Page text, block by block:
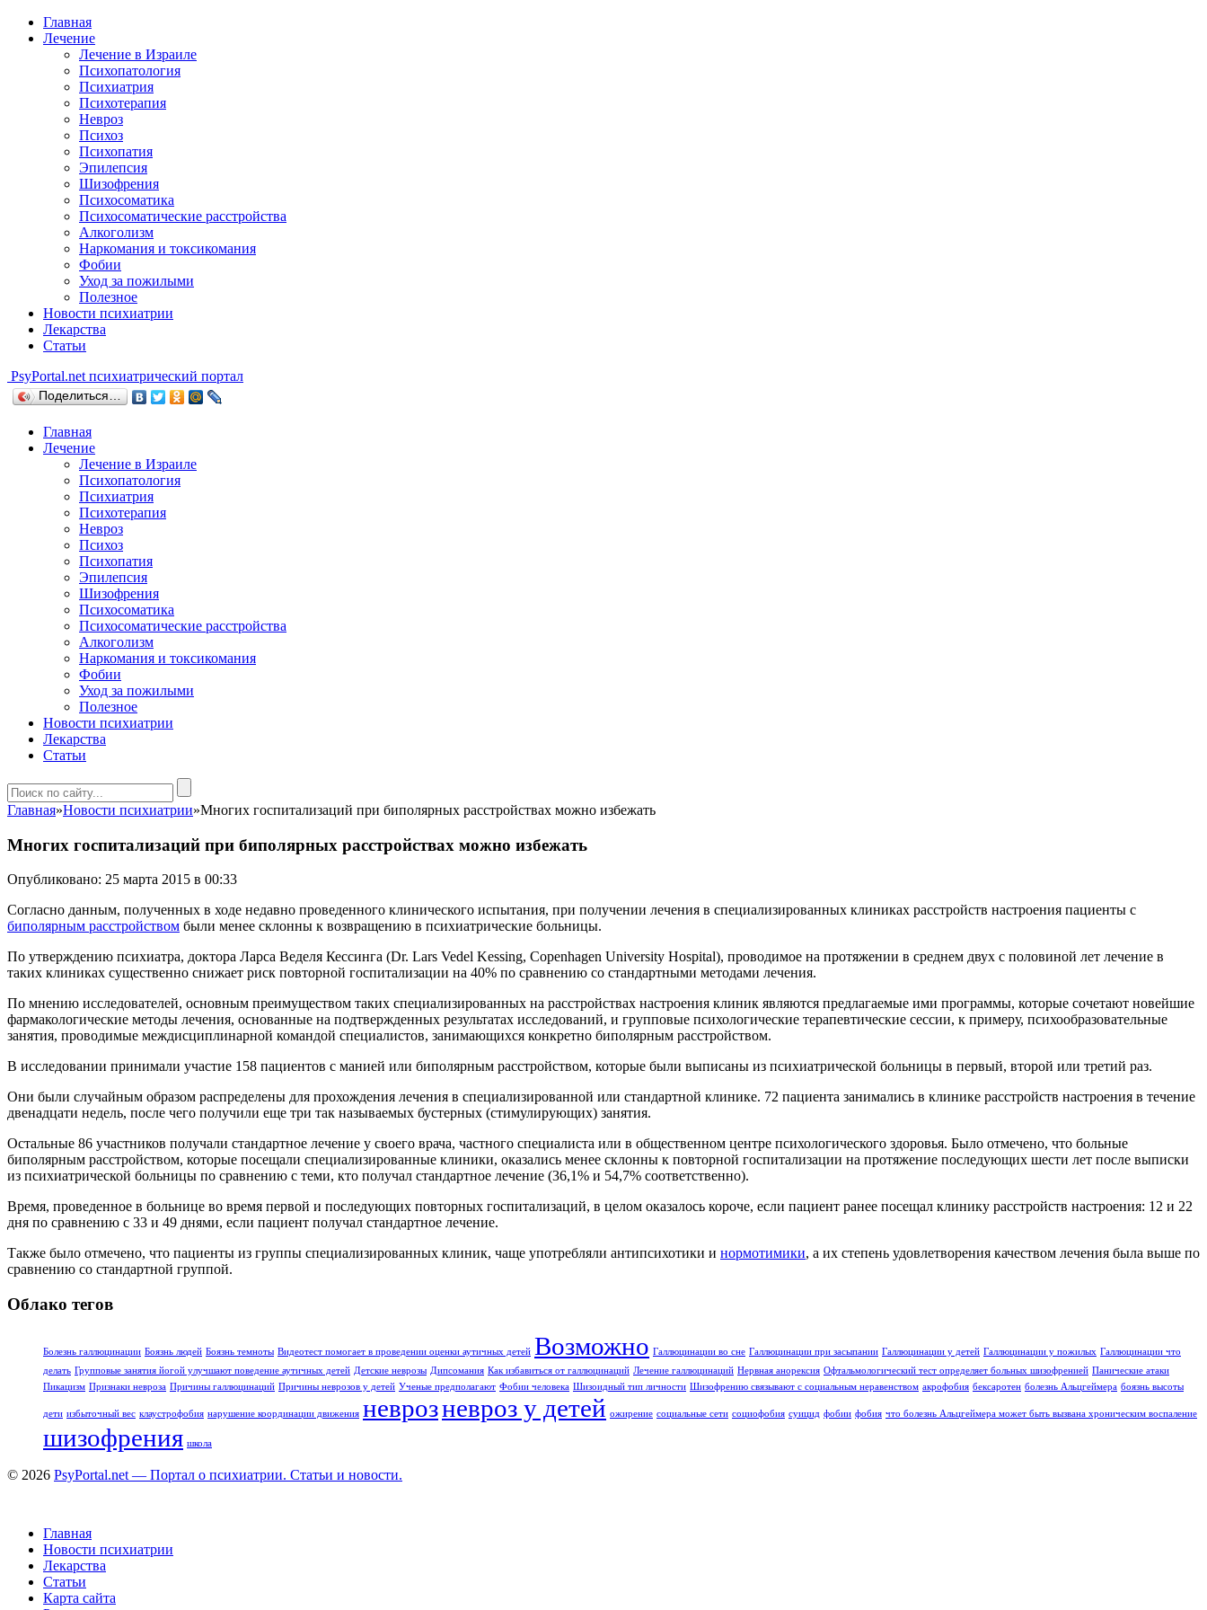
Главная
Лечение
Лечение в Израиле
Психопатология
Психиатрия
Психотерапия
Невроз
Психоз
Психопатия
Эпилепсия
Шизофрения
Психосоматика
Психосоматические расстройства
Алкоголизм
Наркомания и токсикомания
Фобии
Уход за пожилыми
Полезное
Новости психиатрии
Лекарства
Статьи
PsyPortal.net психиатрический портал
Поделиться…
Главная
Лечение
Лечение в Израиле
Психопатология
Психиатрия
Психотерапия
Невроз
Психоз
Психопатия
Эпилепсия
Шизофрения
Психосоматика
Психосоматические расстройства
Алкоголизм
Наркомания и токсикомания
Фобии
Уход за пожилыми
Полезное
Новости психиатрии
Лекарства
Статьи
Главная»Новости психиатрии»Многих госпитализаций при биполярных расстройствах можно избежать
Многих госпитализаций при биполярных расстройствах можно избежать
Опубликовано: 25 марта 2015 в 00:33
Согласно данным, полученных в ходе недавно проведенного клинического испытания, при получении лечения в специализированных клиниках расстройств настроения пациенты с
биполярным расстройством были менее склонны к возвращению в психиатрические больницы.
По утверждению психиатра, доктора Ларса Веделя Кессинга (Dr. Lars Vedel Kessing, Copenhagen University Hospital), проводимое на протяжении в среднем двух с половиной лет лечение в
таких клиниках существенно снижает риск повторной госпитализации на 40% по сравнению со стандартными методами лечения.
По мнению исследователей, основным преимуществом таких специализированных на расстройствах настроения клиник являются предлагаемые ими программы, которые сочетают новейшие
фармакологические методы лечения, основанные на подтвержденных результатах исследований, и групповые психологические терапевтические сессии, к примеру, психообразовательные
занятия, проводимые междисциплинарной командой специалистов, занимающихся конкретно биполярным расстройством.
В исследовании принимали участие 158 пациентов с манией или биполярным расстройством, которые были выписаны из психиатрической больницы в первый, второй или третий раз.
Они были случайным образом распределены для прохождения лечения в специализированной или стандартной клинике. 72 пациента занимались в клинике расстройств настроения в течение
двенадцати недель, после чего получили еще три так называемых бустерных (стимулирующих) занятия.
Остальные 86 участников получали стандартное лечение у своего врача, частного специалиста или в общественном центре психологического здоровья. Было отмечено, что больные
биполярным расстройством, которые посещали специализированные клиники, оказались менее склонны к повторной госпитализации на протяжение последующих шести лет после выписки
из психиатрической больницы по сравнению с теми, кто получал стандартное лечение (36,1% и 54,7% соответственно).
Время, проведенное в больнице во время первой и последующих повторных госпитализаций, в целом оказалось короче, если пациент ранее посещал клинику расстройств настроения: 12 и 22
дня по сравнению с 33 и 49 днями, если пациент получал стандартное лечение.
Также было отмечено, что пациенты из группы специализированных клиник, чаще употребляли антипсихотики и нормотимики, а их степень удовлетворения качеством лечения была выше по
сравнению со стандартной группой.
Облако тегов
Болезнь галлюцинации Боязнь людей Боязнь темноты Видеотест помогает в проведении оценки аутичных детей Возможно Галлюцинации во сне Галлюцинации при засыпании Галлюцинации у детей Галлюцинации у пожилых Галлюцинации что
делать Групповые занятия йогой улучшают поведение аутичных детей Детские неврозы Дипсомания Как избавиться от галлюцинаций Лечение галлюцинаций Нервная анорексия Офтальмологический тест определяет больных шизофренией Панические атаки
Пикацизм Признаки невроза Причины галлюцинаций Причины неврозов у детей Ученые предполагают Фобии человека Шизоидный тип личности Шизофрению связывают с социальным неравенством акрофобия бексаротен болезнь Альцгеймера боязнь высоты
дети избыточный вес клаустрофобия нарушение координации движения неврозневроз у детей ожирение социальные сети социофобия суицид фобии фобия что болезнь Альцгеймера может быть вызвана хроническим воспаление
шизофрения школа
© 2026 PsyPortal.net — Портал о психиатрии. Статьи и новости.
Главная
Новости психиатрии
Лекарства
Статьи
Карта сайта